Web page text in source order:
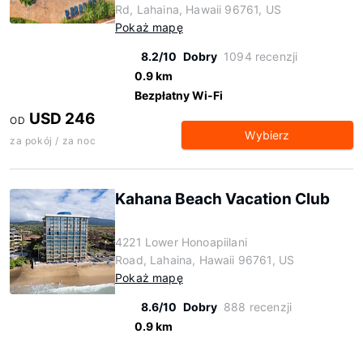
Rd, Lahaina, Hawaii 96761, US
Pokaż mapę
8.2/10 Dobry 1094 recenzji
0.9 km
Bezpłatny Wi-Fi
OD USD 246
za pokój / za noc Wybierz
Kahana Beach Vacation Club
4221 Lower Honoapiilani
Road, Lahaina, Hawaii 96761, US
Pokaż mapę
8.6/10 Dobry 888 recenzji
0.9 km